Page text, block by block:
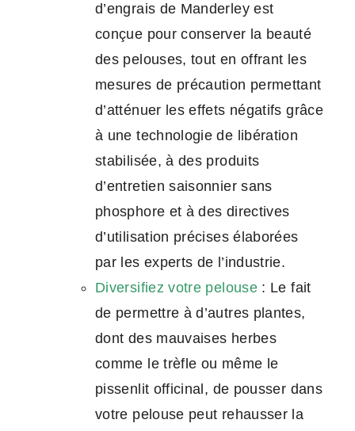
d’engrais de Manderley est
conçue pour conserver la beauté
des pelouses, tout en offrant les
mesures de précaution permettant
d’atténuer les effets négatifs grâce
à une technologie de libération
stabilisée, à des produits
d’entretien saisonnier sans
phosphore et à des directives
d’utilisation précises élaborées
par les experts de l’industrie.
Diversifiez votre pelouse : Le fait
de permettre à d’autres plantes,
dont des mauvaises herbes
comme le trèfle ou même le
pissenlit officinal, de pousser dans
votre pelouse peut rehausser la